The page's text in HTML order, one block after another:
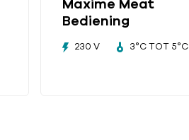
Maxime Meat
Bediening
230 V 3°C TOT 5°C